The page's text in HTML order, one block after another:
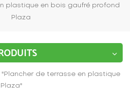
plastique en bois gaufré profond
Plaza
de terrasse en plastique